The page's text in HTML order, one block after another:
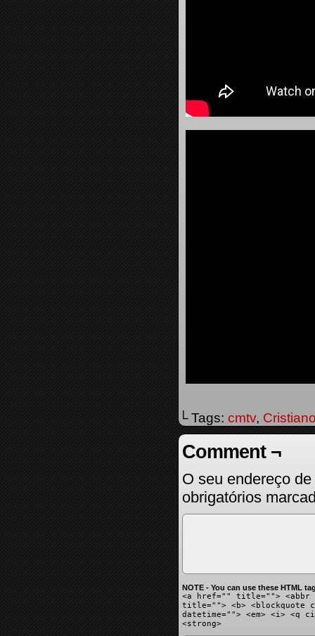
└ Tags: cmtv,
Comment ¬
O seu endereço
obrigatórios
NOTE - You can use these HTML
<a href="" title=""> <abbr
title=""> <b> <blockquote
datetime=""> <em> <i> <q
<strong>